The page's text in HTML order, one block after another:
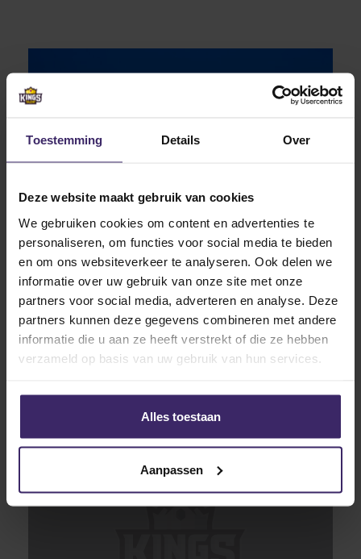
Toestemming Details Over
Deze website maakt gebruik van cookies
We gebruiken cookies om content en advertenties te
personaliseren, om functies voor social media te bieden
en om ons websiteverkeer te analyseren. Ook delen we
informatie over uw gebruik van onze site met onze
partners voor social media, adverteren en analyse. Deze
partners kunnen deze gegevens combineren met andere
informatie die u aan ze heeft verstrekt of die ze hebben
verzameld op basis van uw gebruik van hun services.
Alles toestaan
Aanpassen
Related articles